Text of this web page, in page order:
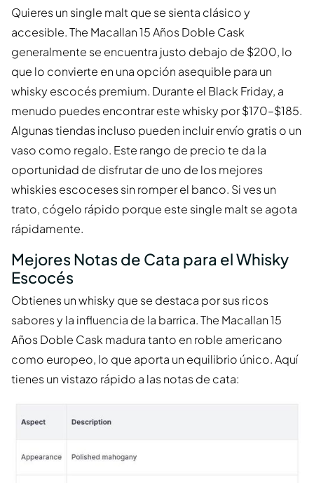
Quieres un single malt que se sienta clásico y
accesible. The Macallan 15 Años Doble Cask
generalmente se encuentra justo debajo de $200, lo
que lo convierte en una opción asequible para un
whisky escocés premium. Durante el Black Friday, a
menudo puedes encontrar este whisky por $170–$185.
Algunas tiendas incluso pueden incluir envío gratis o un
vaso como regalo. Este rango de precio te da la
oportunidad de disfrutar de uno de los mejores
whiskies escoceses sin romper el banco. Si ves un
trato, cógelo rápido porque este single malt se agota
rápidamente.
Mejores Notas de Cata para el Whisky
Escocés
Obtienes un whisky que se destaca por sus ricos
sabores y la influencia de la barrica. The Macallan 15
Años Doble Cask madura tanto en roble americano
como europeo, lo que aporta un equilibrio único. Aquí
tienes un vistazo rápido a las notas de cata: